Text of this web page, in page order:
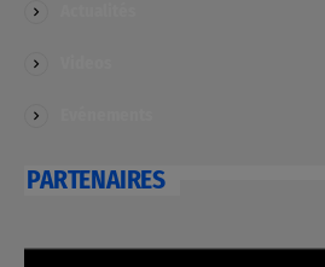
PARTENAIRES